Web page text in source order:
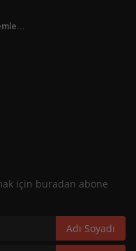
için buradan abone
Adı Soyadı